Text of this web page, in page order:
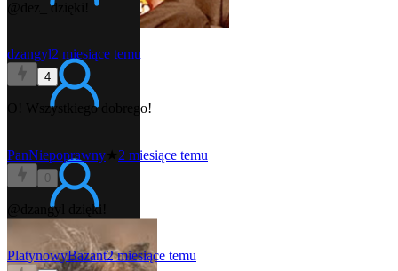
dzięki!
dzangyl2 miesiące temu
4
O! Wszystkiego dobrego!
PanNiepoprawny 2 miesiące temu
0
@dzangyl dzięki!
PlatynowyBazant2 miesiące temu